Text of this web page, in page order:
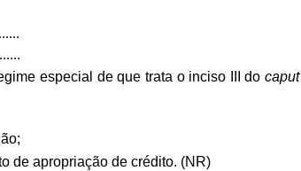
especial de que trata o inciso III docaput
de apropriação de crédito. (NR)